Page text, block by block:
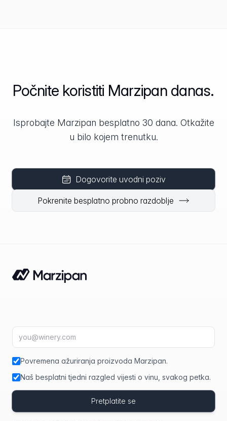
Počnite koristiti Marzipan danas.
Isprobajte Marzipan besplatno 30 dana. Otkažite
u bilo kojem trenutku.
Dogovorite uvodni poziv
Pokrenite besplatno probno razdoblje
E-mail adresa
Povremena ažuriranja proizvoda Marzipan.
Naš besplatni tjedni razgled vijesti o vinu, svakog petka.
Pretplatite se